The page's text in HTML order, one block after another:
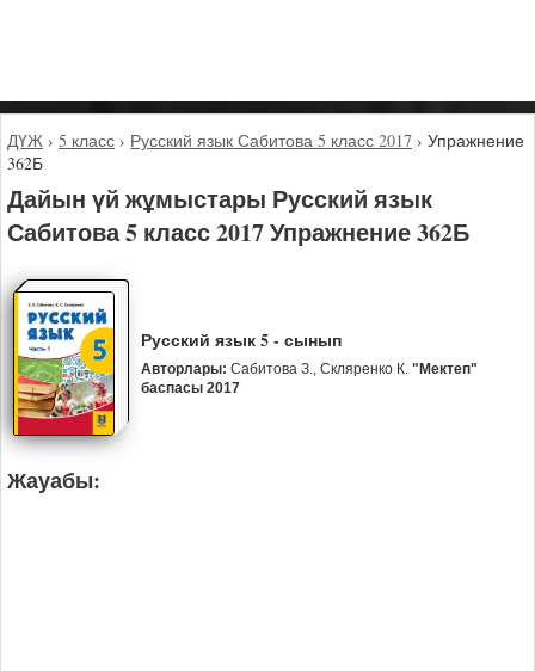
ДҮЖ › 5 класс › Русский язык Сабитова 5 класс 2017 › Упражнение
362Б
Дайын үй жұмыстары Русский язык
Сабитова 5 класс 2017 Упражнение 362Б
Русский язык 5 - сынып
Авторлары: Сабитова З., Скляренко К. "Мектеп"
баспасы 2017
Жауабы: